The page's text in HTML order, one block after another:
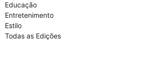
Educação
Entretenimento
Estilo
Todas as Edições